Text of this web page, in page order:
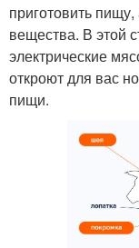
приготовить
вещества. В этой
электрические
откроют для вас
пищи.